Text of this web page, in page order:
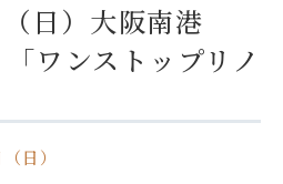
日）大阪南港
ワンストップリノ
日）